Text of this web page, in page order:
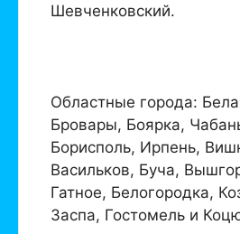
Шевченковский.
Областные города:
Бровары, Боярка,
Борисполь, Ирпень,
Васильков, Буча,
Гатное, Белогородка,
Заспа, Гостомель и